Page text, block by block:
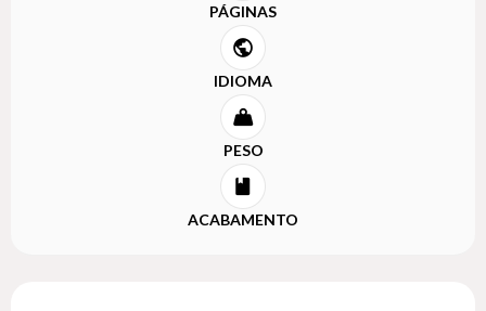
PÁGINAS
IDIOMA
PESO
ACABAMENTO